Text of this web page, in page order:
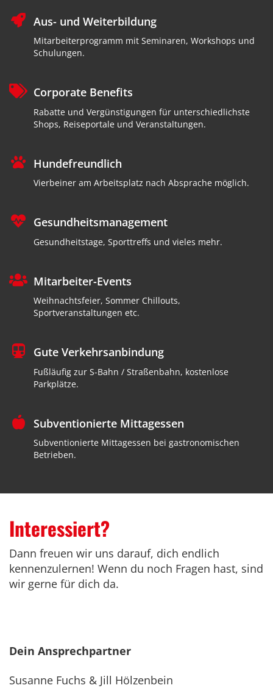
Aus- und Weiterbildung
Mitarbeiterprogramm mit Seminaren, Workshops und
Schulungen.
Corporate Benefits
Rabatte und Vergünstigungen für unterschiedlichste
Shops, Reiseportale und Veranstaltungen.
Hundefreundlich
Vierbeiner am Arbeitsplatz nach Absprache möglich.
Gesundheitsmanagement
Gesundheitstage, Sporttreffs und vieles mehr.
Mitarbeiter-Events
Weihnachtsfeier, Sommer Chillouts,
Sportveranstaltungen etc.
Gute Verkehrsanbindung
Fußläufig zur S-Bahn / Straßenbahn, kostenlose
Parkplätze.
Subventionierte Mittagessen
Subventionierte Mittagessen bei gastronomischen
Betrieben.
Interessiert?
Dann freuen wir uns darauf, dich endlich
kennenzulernen! Wenn du noch Fragen hast, sind
wir gerne für dich da.
Dein Ansprechpartner
Susanne Fuchs & Jill Hölzenbein